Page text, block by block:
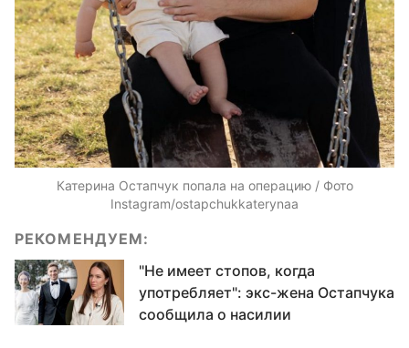
Катерина Остапчук попала на операцию / Фото
Instagram/ostapchukkaterynaa
РЕКОМЕНДУЕМ:
"Не имеет стопов, когда
употребляет": экс-жена Остапчука
сообщила о насилии